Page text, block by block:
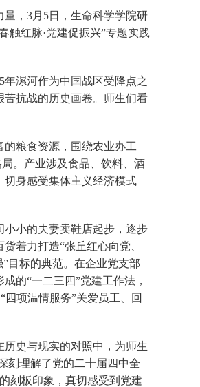
，3月5日，生命科学学院研
触红脉·党建促振兴”专题实践
年漯河作为中国战区受降点之
抗战的历史画卷。师生们看
粮食资源，围绕农业办工
。产业涉及食品、饮料、酒
身感受集体主义经济模式
小的夫妻卖鞋店起步，逐步
着力打造“张丘红心向党、
目标的典范。在企业党支部
的“一二三四”党建工作法，
四项温情服务”关爱员工、回
史与现实的对照中，为师生
刻理解了党的二十届四中全
刻板印象，真切感受到党建